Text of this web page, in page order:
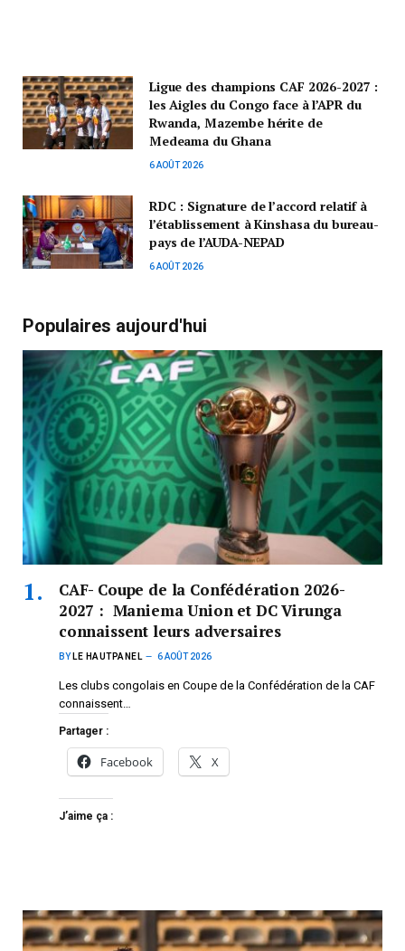
Ligue des champions CAF 2026-2027 :
les Aigles du Congo face à l’APR du
Rwanda, Mazembe hérite de
Medeama du Ghana
6 AOÛT 2026
RDC : Signature de l’accord relatif à
l’établissement à Kinshasa du bureau-
pays de l’AUDA-NEPAD
6 AOÛT 2026
Populaires aujourd'hui
CAF- Coupe de la Confédération 2026-
2027 : Maniema Union et DC Virunga
connaissent leurs adversaires
BY LE HAUTPANEL 6 AOÛT 2026
Les clubs congolais en Coupe de la Confédération de la CAF
connaissent…
Partager :
Facebook X
J’aime ça :